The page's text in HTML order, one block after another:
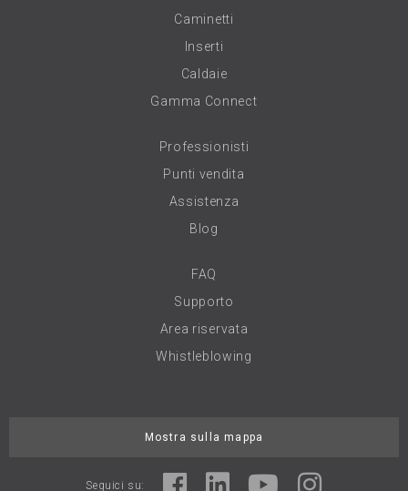
Caminetti
Inserti
Caldaie
Gamma Connect
Professionisti
Punti vendita
Assistenza
Blog
FAQ
Supporto
Area riservata
Whistleblowing
Mostra sulla mappa
Seguici su: